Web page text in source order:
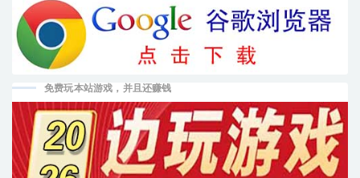
免费玩本站游戏，并且还赚钱